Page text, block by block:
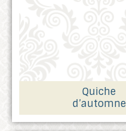
Quiche
d’automne